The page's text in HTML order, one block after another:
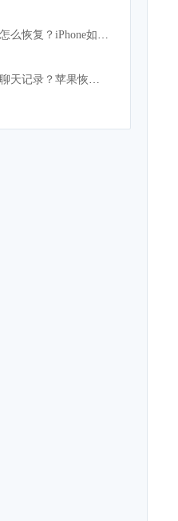
微信删除后聊天记录怎么恢复？iPhone如何找回微信记录
如何恢复微信删除的聊天记录？苹果恢复大师教程